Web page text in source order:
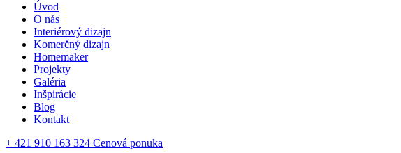
Úvod
O nás
Interiérový dizajn
Komerčný dizajn
Homemaker
Projekty
Galéria
Inšpirácie
Blog
Kontakt
+ 421 910 163 324 Cenová ponuka